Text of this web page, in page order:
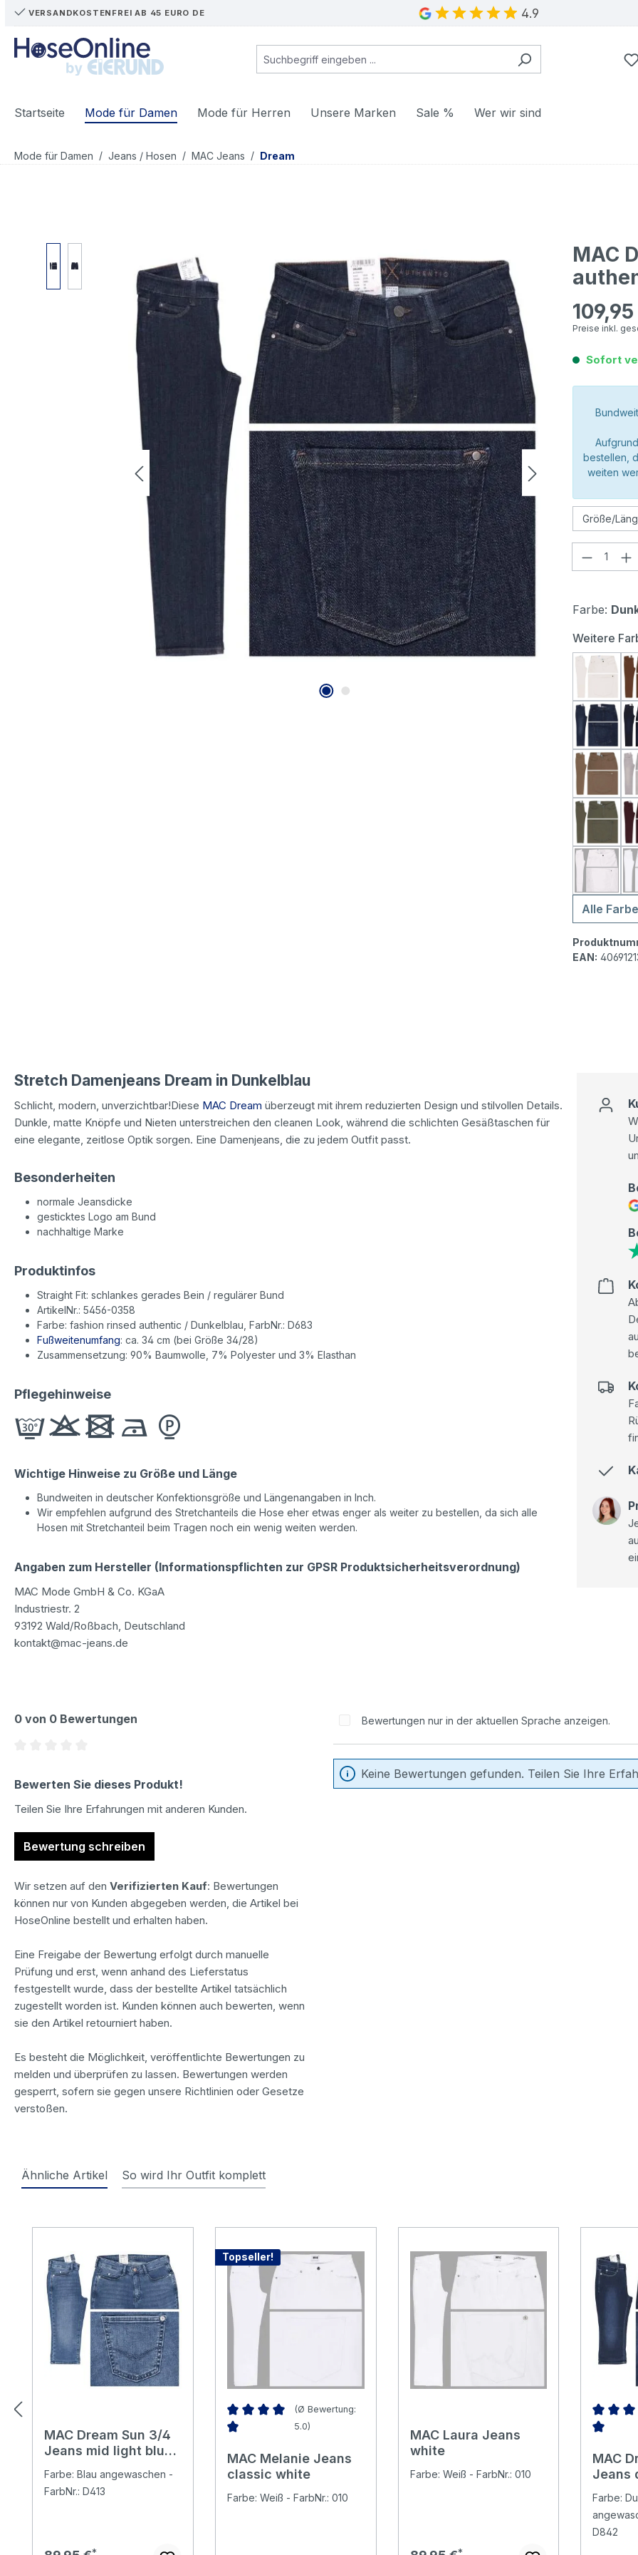
Hauptinhalt springen
Zur Suche springen
Zur Hauptnavigation springen
VERSANDKOSTENFREI AB 45 EURO DE 4.9
Startseite Mode für Damen Mode für Herren Unsere Marken Sale % Wer wir sind
Mode für Damen / Jeans / Hosen / MAC Jeans / Dream
MAC
Regulärer
Preise inkl.
Sofort
bestellen,
weiten
Farbe:
Weitere
MAC
MAC
MAC
MAC
Alle
EAN:
Stretch Damenjeans Dream in Dunkelblau
Schlicht, modern, unverzichtbar!Diese MAC Dream überzeugt mit ihrem reduzierten Design und stilvollen Details.
Dunkle, matte Knöpfe und Nieten unterstreichen den cleanen Look, während die schlichten Gesäßtaschen für
eine elegante, zeitlose Optik sorgen. Eine Damenjeans, die zu jedem Outfit passt.
Besonderheiten
normale Jeansdicke
gesticktes Logo am Bund
nachhaltige Marke
Produktinfos
Straight Fit: schlankes gerades Bein / regulärer Bund
ArtikelNr.: 5456-0358
Farbe: fashion rinsed authentic / Dunkelblau, FarbNr.: D683
Fußweitenumfang: ca. 34 cm (bei Größe 34/28)
Zusammensetzung: 90% Baumwolle, 7% Polyester und 3% Elasthan
Pflegehinweise
Wichtige Hinweise zu Größe und Länge
Bundweiten in deutscher Konfektionsgröße und Längenangaben in Inch.
Wir empfehlen aufgrund des Stretchanteils die Hose eher etwas enger als weiter zu bestellen, da sich alle
Hosen mit Stretchanteil beim Tragen noch ein wenig weiten werden.
Angaben zum Hersteller (Informationspflichten zur GPSR Produktsicherheitsverordnung)
MAC Mode GmbH & Co. KGaA
Industriestr. 2
93192 Wald/Roßbach, Deutschland
kontakt@mac-jeans.de
0 von 0 Bewertungen
Bewerten Sie dieses Produkt!
Teilen Sie Ihre Erfahrungen mit anderen Kunden.
Bewertung schreiben
Wir setzen auf den Verifizierten Kauf: Bewertungen
können nur von Kunden abgegeben werden, die Artikel bei
HoseOnline bestellt und erhalten haben.
Eine Freigabe der Bewertung erfolgt durch manuelle
Prüfung und erst, wenn anhand des Lieferstatus
festgestellt wurde, dass der bestellte Artikel tatsächlich
zugestellt worden ist. Kunden können auch bewerten, wenn
sie den Artikel retourniert haben.
Es besteht die Möglichkeit, veröffentlichte Bewertungen zu
melden und überprüfen zu lassen. Bewertungen werden
gesperrt, sofern sie gegen unsere Richtlinien oder Gesetze
verstoßen.
Bewertungen nur in der aktuellen Sprache anzeigen.
Keine Bewertungen gefunden. Teilen Sie Ihre
Ähnliche Artikel So wird Ihr Outfit komplett
MAC Dream Sun 3/4
Jeans mid light blue
Farbe: Blau angewaschen -
FarbNr.: D413
Topseller!
Durchschnittliche Bewertung von 5 von 5 Sternen
(Ø Bewertung:
5.0)
MAC Melanie Jeans
classic white
Farbe: Weiß - FarbNr.: 010
MAC Laura Jeans
white
Farbe: Weiß - FarbNr.: 010
MAC
Jeans
Farbe:
D842